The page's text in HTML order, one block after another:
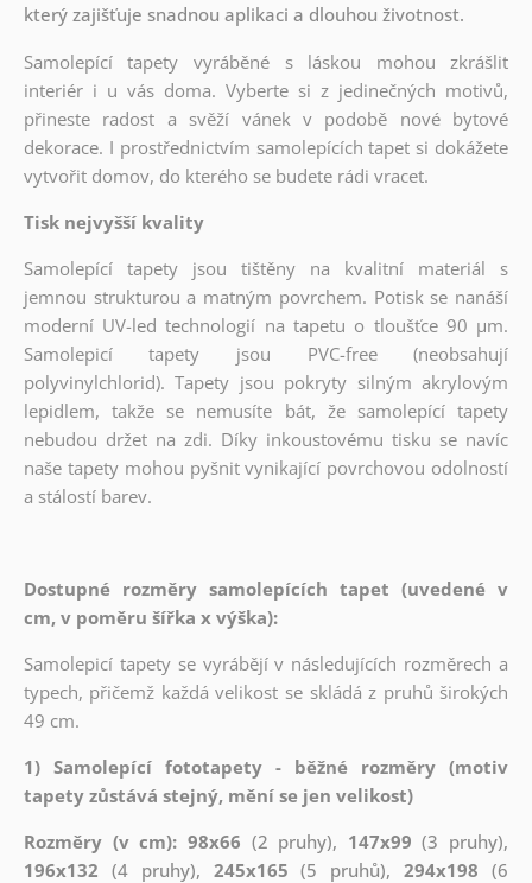
který zajišťuje snadnou aplikaci a dlouhou životnost.
Samolepící tapety vyráběné s láskou mohou zkrášlit
interiér i u vás doma. Vyberte si z jedinečných motivů,
přineste radost a svěží vánek v podobě nové bytové
dekorace. I prostřednictvím samolepících tapet si dokážete
vytvořit domov, do kterého se budete rádi vracet.
Tisk nejvyšší kvality
Samolepící tapety jsou tištěny na kvalitní materiál s
jemnou strukturou a matným povrchem. Potisk se nanáší
moderní UV-led technologií na tapetu o tloušťce 90 µm.
Samolepicí tapety jsou PVC-free (neobsahují
polyvinylchlorid). Tapety jsou pokryty silným akrylovým
lepidlem, takže se nemusíte bát, že samolepící tapety
nebudou držet na zdi. Díky inkoustovému tisku se navíc
naše tapety mohou pyšnit vynikající povrchovou odolností
a stálostí barev.
Dostupné rozměry samolepících tapet (uvedené v
cm, v poměru šířka x výška):
Samolepicí tapety se vyrábějí v následujících rozměrech a
typech, přičemž každá velikost se skládá z pruhů širokých
49 cm.
1) Samolepící fototapety - běžné rozměry (motiv
tapety zůstává stejný, mění se jen velikost)
Rozměry (v cm): 98x66 (2 pruhy), 147x99 (3 pruhy),
196x132 (4 pruhy), 245x165 (5 pruhů),294x198 (6